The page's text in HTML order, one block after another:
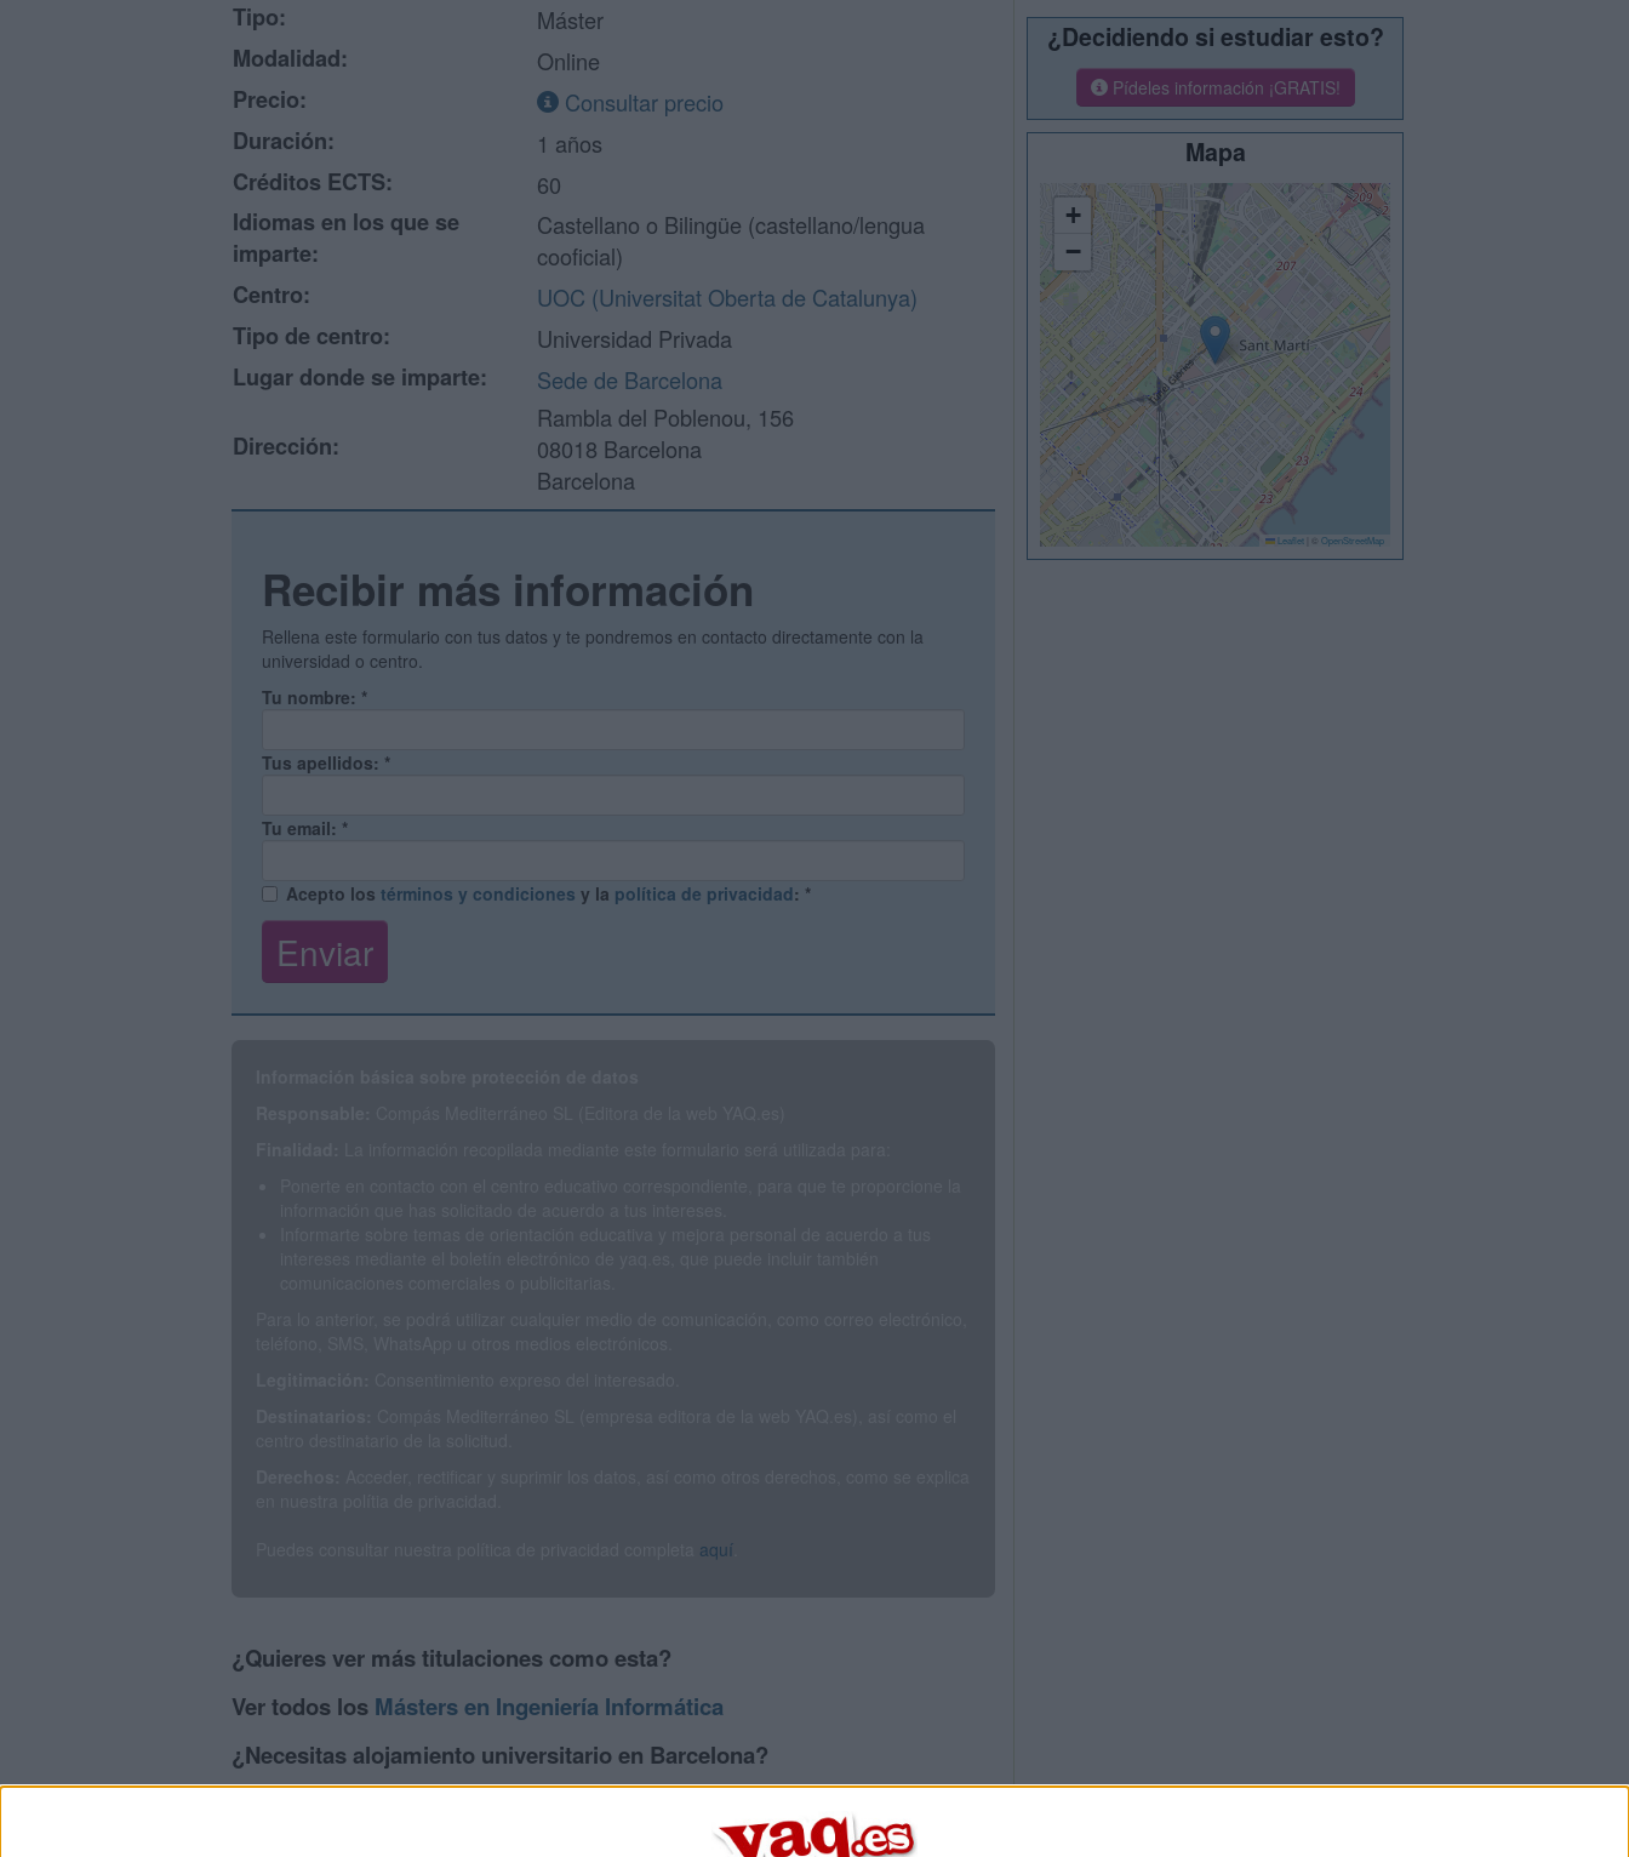
Tipo:
Máster
Modalidad:
Online
Precio:
Consultar precio
Duración:
1 años
Créditos ECTS:
60
Idiomas en los que se
imparte:
Castellano o Bilingüe (castellano/lengua
cooficial)
Centro:
UOC (Universitat Oberta de Catalunya)
Tipo de centro:
Universidad Privada
Lugar donde se imparte:
Sede de Barcelona
Dirección:
Rambla del Poblenou, 156
08018 Barcelona
Barcelona
Recibir más información
Rellena este formulario con tus datos y te pondremos en contacto directamente con la
universidad o centro.
Tu nombre: *
Tus apellidos: *
Tu email: *
Acepto los términos y condiciones y la política de privacidad: *
aquí
¿Quieres ver más titulaciones como esta?
Ver todos los Másters en Ingeniería Informática
¿Necesitas alojamiento universitario en Barcelona?
>> Residencias de estudiantes y colegios mayores en Barcelona
¿Decidiendo si estudiar esto?
Pídeles información ¡GRATIS!
Mapa
+
−
Leaflet © OpenStreetMap